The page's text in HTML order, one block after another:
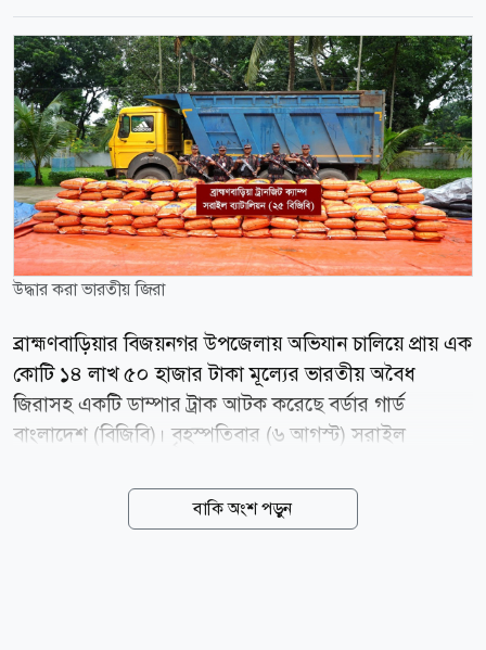
উদ্ধার করা ভারতীয় জিরা
ব্রাহ্মণবাড়িয়ার বিজয়নগর উপজেলায় অভিযান চালিয়ে প্রায় এক
কোটি ১৪ লাখ ৫০ হাজার টাকা মূল্যের ভারতীয় অবৈধ
জিরাসহ একটি ডাম্পার ট্রাক আটক করেছে বর্ডার গার্ড
বাংলাদেশ (বিজিবি)। বৃহস্পতিবার (৬ আগস্ট) সরাইল
তথ্য জানানো হয়। বিজিবি জানায়, গোপন সংবাদের ভিত্তিতে
গত বুধবার (৫ আগস্ট) দুপুর ১টার দিকে সরাইল ব্যাটালিয়নের
বাকি অংশ পড়ুন